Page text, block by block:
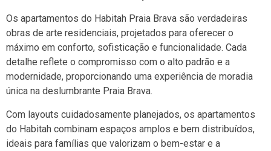
Os apartamentos do Habitah Praia Brava são verdadeiras
obras de arte residenciais, projetados para oferecer o
máximo em conforto, sofisticação e funcionalidade. Cada
detalhe reflete o compromisso com o alto padrão e a
modernidade, proporcionando uma experiência de moradia
única na deslumbrante Praia Brava.
Com layouts cuidadosamente planejados, os apartamentos
do Habitah combinam espaços amplos e bem distribuídos,
ideais para famílias que valorizam o bem-estar e a